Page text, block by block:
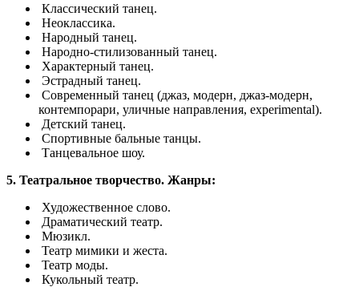
​ Классический танец.
​ Неоклассика.
​ Народный танец.
​ Народно-стилизованный танец.
​ Характерный танец.
​ Эстрадный танец.
​ Современный танец (джаз, модерн, джаз-модерн,
контемпорари, уличные направления, experimental).
​ Детский танец.
​ Спортивные бальные танцы.
​ Танцевальное шоу.
5.​ Театральное творчество. Жанры:
​ Художественное слово.
​ Драматический театр.
​ Мюзикл.
​ Театр мимики и жеста.
​ Театр моды.
​ Кукольный театр.